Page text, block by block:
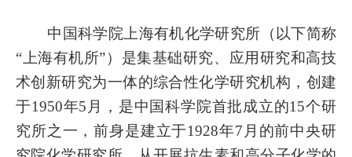
中国科学院上海有机化学研究所（以下简称
“上海有机所”）是集基础研究、应用研究和高技
术创新研究为一体的综合性化学研究机构， 创建
于1950年5 月，是中国科学院首批成立的15个研
究所之一 ，前身是建立于1928年7 月的前中央研